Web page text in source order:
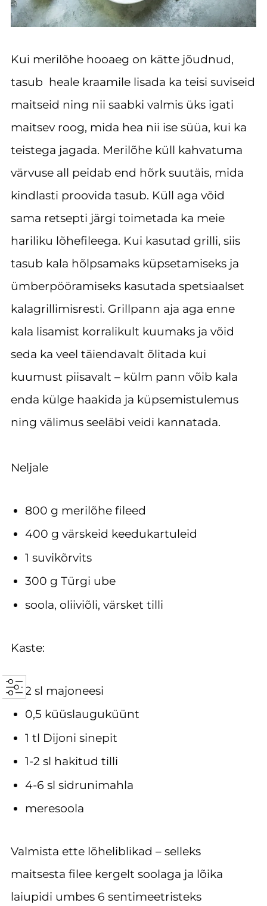
Kui merilõhe hooaeg on kätte jõudnud,
tasub heale kraamile lisada ka teisi suviseid
maitseid ning nii saabki valmis üks igati
maitsev roog, mida hea nii ise süüa, kui ka
teistega jagada. Merilõhe küll kahvatuma
värvuse all peidab end hõrk suutäis, mida
kindlasti proovida tasub. Küll aga võid
sama retsepti järgi toimetada ka meie
hariliku lõhefileega. Kui kasutad grilli, siis
tasub kala hõlpsamaks küpsetamiseks ja
ümberpööramiseks kasutada spetsiaalset
kalagrillimisresti. Grillpann aja aga enne
kala lisamist korralikult kuumaks ja võid
seda ka veel täiendavalt õlitada kui
kuumust piisavalt – külm pann võib kala
enda külge haakida ja küpsemistulemus
ning välimus seeläbi veidi kannatada.
Neljale
800 g merilõhe fileed
400 g värskeid keedukartuleid
1 suvikõrvits
300 g Türgi ube
soola, oliiviõli, värsket tilli
Kaste:
2 sl majoneesi
0,5 küüslauguküünt
1 tl Dijoni sinepit
1-2 sl hakitud tilli
4-6 sl sidrunimahla
meresoola
Valmista ette lõheliblikad – selleks
maitsesta filee kergelt soolaga ja lõika
laiupidi umbes 6 sentimeetristeks